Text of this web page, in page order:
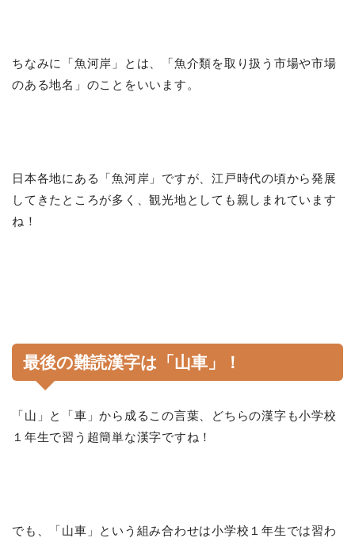
ちなみに「魚河岸」とは、「魚介類を取り扱う市場や市場
のある地名」のことをいいます。
日本各地にある「魚河岸」ですが、江戸時代の頃から発展
してきたところが多く、観光地としても親しまれています
ね！
最後の難読漢字は「 山車 」！
「山」と「車」から成るこの言葉、どちらの漢字も小学校
１年生で習う超簡単な漢字ですね！
でも、「山車」という組み合わせは小学校１年生では習わ